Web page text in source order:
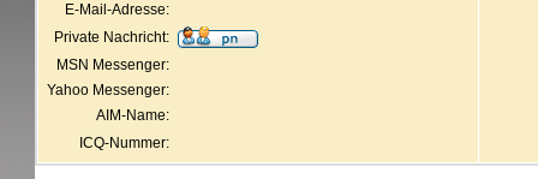
E-Mail-Adresse:
Private Nachricht:
MSN Messenger:
Yahoo Messenger:
AIM-Name:
ICQ-Nummer: